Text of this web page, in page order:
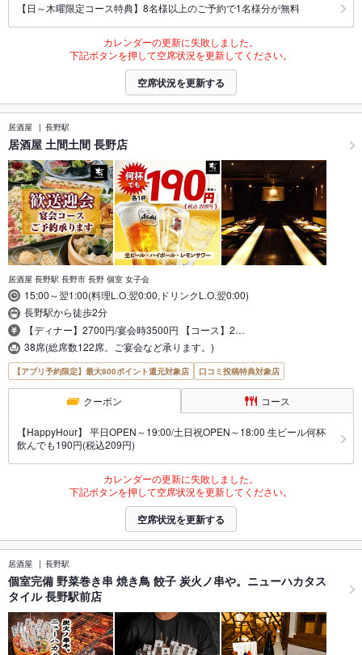
【日～木曜限定コース特典】8名様以上のご予約で1名様分が無料
カレンダーの更新に失敗しました。
下記ボタンを押して空席状況を更新してください。
空席状況を更新する
居酒屋 長野駅
居酒屋 土間土間 長野店
居酒屋 長野駅 長野市 長野 個室 女子会
15:00～翌1:00(料理L.O.翌0:00,ドリンクL.O.翌0:00)
長野駅から徒歩2分
【ディナー】2700円/宴会時3500円 【コース】2…
38席(総席数122席。ご宴会など承ります。)
【アプリ予約限定】最大800ポイント還元対象店 口コミ投稿特典対象店
クーポン コース
【HappyHour】 平日OPEN～19:00/土日祝OPEN～18:00 生ビール何杯
飲んでも190円(税込209円)
カレンダーの更新に失敗しました。
下記ボタンを押して空席状況を更新してください。
空席状況を更新する
居酒屋 長野駅
個室完備 野菜巻き串 焼き鳥 餃子 炭火ノ串や。ニューハカタス
タイル 長野駅前店